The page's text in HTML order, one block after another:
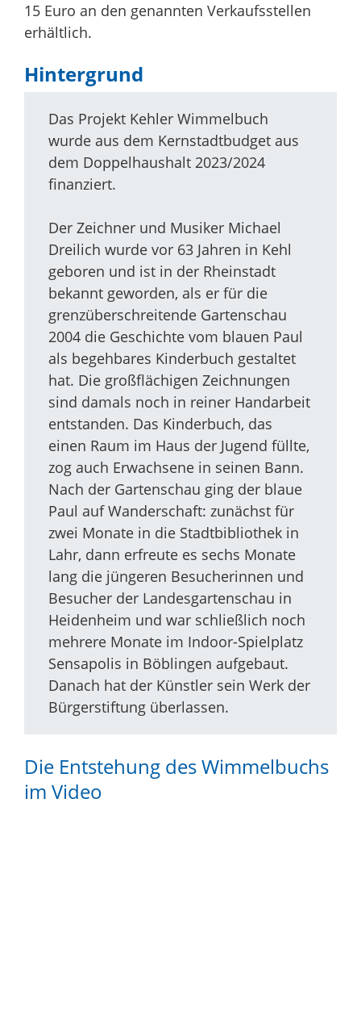
15 Euro an den genannten Verkaufsstellen
erhältlich.
Hintergrund
Das Projekt Kehler Wimmelbuch
wurde aus dem Kernstadtbudget aus
dem Doppelhaushalt 2023/2024
finanziert.
Der Zeichner und Musiker Michael
Dreilich wurde vor 63 Jahren in Kehl
geboren und ist in der Rheinstadt
bekannt geworden, als er für die
grenzüberschreitende Gartenschau
2004 die Geschichte vom blauen Paul
als begehbares Kinderbuch gestaltet
hat. Die großflächigen Zeichnungen
sind damals noch in reiner Handarbeit
entstanden. Das Kinderbuch, das
einen Raum im Haus der Jugend füllte,
zog auch Erwachsene in seinen Bann.
Nach der Gartenschau ging der blaue
Paul auf Wanderschaft: zunächst für
zwei Monate in die Stadtbibliothek in
Lahr, dann erfreute es sechs Monate
lang die jüngeren Besucherinnen und
Besucher der Landesgartenschau in
Heidenheim und war schließlich noch
mehrere Monate im Indoor-Spielplatz
Sensapolis in Böblingen aufgebaut.
Danach hat der Künstler sein Werk der
Bürgerstiftung überlassen.
Die Entstehung des Wimmelbuchs
im Video